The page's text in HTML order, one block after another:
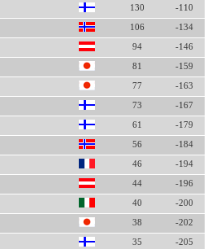
130 -110
106 -134
94 -146
81 -159
77 -163
73 -167
61 -179
56 -184
46 -194
44 -196
40 -200
38 -202
35 -205